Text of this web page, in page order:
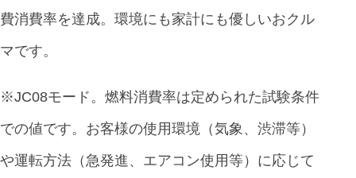
費消費率を達成。環境にも家計にも優しいおクル
マです。
※JC08モード。燃料消費率は定められた試験条件
での値です。お客様の使用環境（気象、渋滞等）
や運転方法（急発進、エアコン使用等）に応じて